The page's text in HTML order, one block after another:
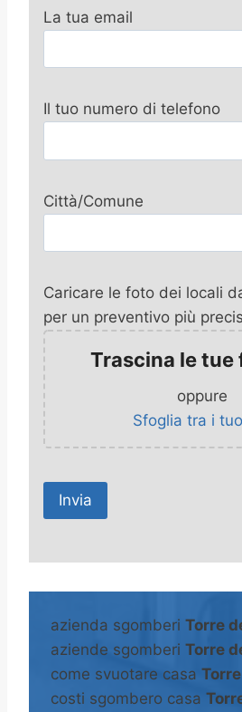
La tua email
Il tuo numero di telefono
Città/Comune
Caricare le foto dei locali
per un preventivo più
Trascina le tue
oppure
Sfoglia tra i
A
e
n
a
azienda sgomberi Torre
aziende sgomberi Torre
come svuotare casa
costi sgombero casa